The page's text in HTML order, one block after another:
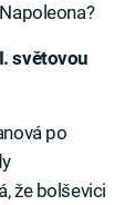
světovou
po
že bolševici